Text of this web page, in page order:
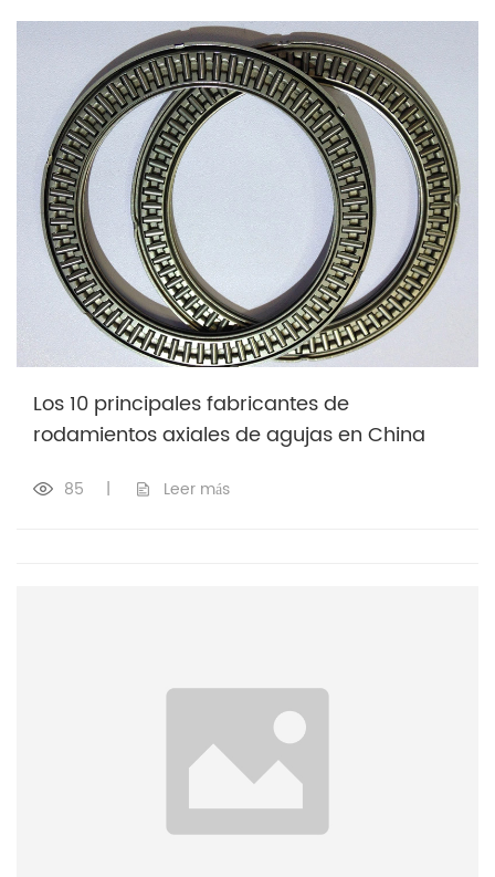
Los 10 principales fabricantes de
rodamientos axiales de agujas en China
85 | Leer más